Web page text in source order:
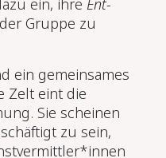
Gruppe zu
ein gemeinsames
Zelt eint die
Sie scheinen
zu sein,